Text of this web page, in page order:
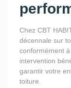
Chez CBT
décennale sur
conformément
intervention
garantir votre
toiture.